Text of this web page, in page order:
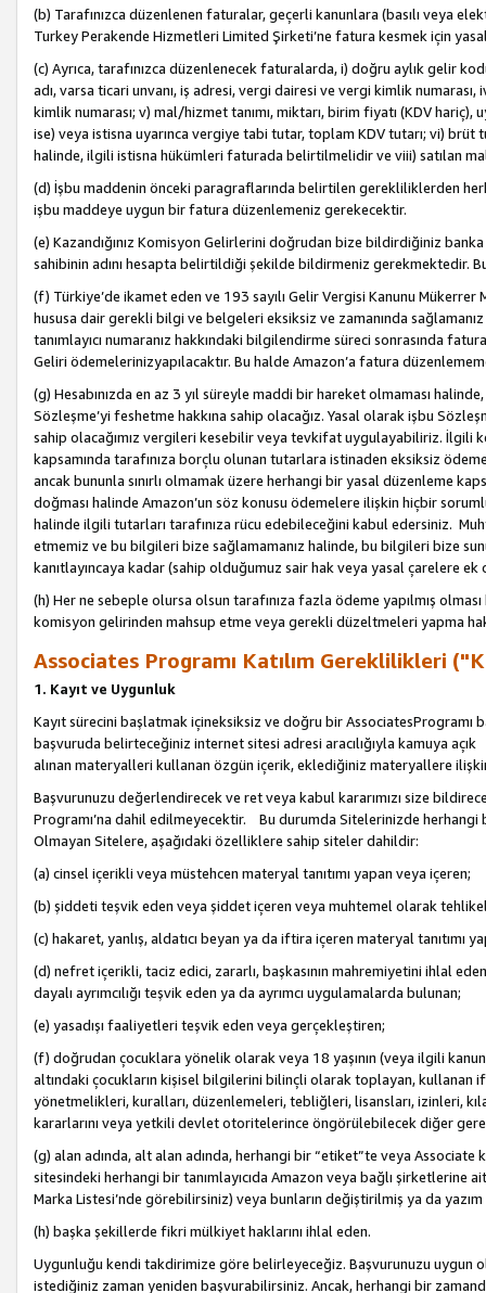
(b) Tarafınızca düzenlenen faturalar, geçerli kanunlara (basılı veya
Turkey Perakende Hizmetleri Limited Şirketi’ne fatura kesmek için
(c) Ayrıca, tarafınızca düzenlenecek faturalarda, i) doğru aylık gelir
adı, varsa ticari unvanı, iş adresi, vergi dairesi ve vergi kimlik
kimlik numarası; v) mal/hizmet tanımı, miktarı, birim fiyatı (KDV
ise) veya istisna uyarınca vergiye tabi tutar, toplam KDV tutarı; vi) brüt
halinde, ilgili istisna hükümleri faturada belirtilmelidir ve viii) satılan
(d) İşbu maddenin önceki paragraflarında belirtilen gerekliliklerden
işbu maddeye uygun bir fatura düzenlemeniz gerekecektir.
(e) Kazandığınız Komisyon Gelirlerini doğrudan bize bildirdiğiniz banka
sahibinin adını hesapta belirtildiği şekilde bildirmeniz gerekmektedir.
(f) Türkiye’de ikamet eden ve 193 sayılı Gelir Vergisi Kanunu
hususa dair gerekli bilgi ve belgeleri eksiksiz ve zamanında
tanımlayıcı numaranız hakkındaki bilgilendirme süreci sonrasında
Geliri ödemelerinizyapılacaktır. Bu halde Amazon’a fatura
(g) Hesabınızda en az 3 yıl süreyle maddi bir hareket olmaması
Sözleşme’yi feshetme hakkına sahip olacağız. Yasal olarak işbu
sahip olacağımız vergileri kesebilir veya tevkifat uygulayabiliriz. İlgili
kapsamında tarafınıza borçlu olunan tutarlara istinaden eksiksiz
ancak bununla sınırlı olmamak üzere herhangi bir yasal düzenleme
doğması halinde Amazon’un söz konusu ödemelere ilişkin hiçbir
halinde ilgili tutarları tarafınıza rücu edebileceğini kabul edersiniz.
etmemiz ve bu bilgileri bize sağlamamanız halinde, bu bilgileri bize
kanıtlayıncaya kadar (sahip olduğumuz sair hak veya yasal çarelere
(h) Her ne sebeple olursa olsun tarafınıza fazla ödeme yapılmış
komisyon gelirinden mahsup etme veya gerekli düzeltmeleri yapma
Associates Programı Katılım Gereklilikleri
1. Kayıt ve Uygunluk
Kayıt sürecini başlatmak içineksiksiz ve doğru bir AssociatesProgramı
başvuruda belirteceğiniz internet sitesi adresi aracılığıyla kamuya
alınan materyalleri kullanan özgün içerik, eklediğiniz materyallere
Başvurunuzu değerlendirecek ve ret veya kabul kararımızı size
Programı’na dahil edilmeyecektir. Bu durumda Sitelerinizde herhangi
Olmayan Sitelere, aşağıdaki özelliklere sahip siteler dahildir:
(a) cinsel içerikli veya müstehcen materyal tanıtımı yapan veya içeren;
(b) şiddeti teşvik eden veya şiddet içeren veya muhtemel olarak
(c) hakaret, yanlış, aldatıcı beyan ya da iftira içeren materyal tanıtımı
(d) nefret içerikli, taciz edici, zararlı, başkasının mahremiyetini ihlal
dayalı ayrımcılığı teşvik eden ya da ayrımcı uygulamalarda bulunan;
(e) yasadışı faaliyetleri teşvik eden veya gerçekleştiren;
(f) doğrudan çocuklara yönelik olarak veya 18 yaşının (veya ilgili
altındaki çocukların kişisel bilgilerini bilinçli olarak toplayan, kullanan
yönetmelikleri, kuralları, düzenlemeleri, tebliğleri, lisansları, izinleri,
kararlarını veya yetkili devlet otoritelerince öngörülebilecek diğer
(g) alan adında, alt alan adında, herhangi bir “etiket”te veya
sitesindeki herhangi bir tanımlayıcıda Amazon veya bağlı şirketlerine
Marka Listesi’nde görebilirsiniz) veya bunların değiştirilmiş ya da
(h) başka şekillerde fikri mülkiyet haklarını ihlal eden.
Uygunluğu kendi takdirimize göre belirleyeceğiz. Başvurunuzu uygun
istediğiniz zaman yeniden başvurabilirsiniz. Ancak, herhangi bir